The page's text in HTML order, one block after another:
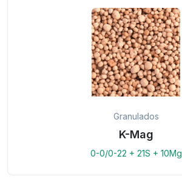
Granulados
K-Mag
0-0/0-22 + 21S + 10Mg